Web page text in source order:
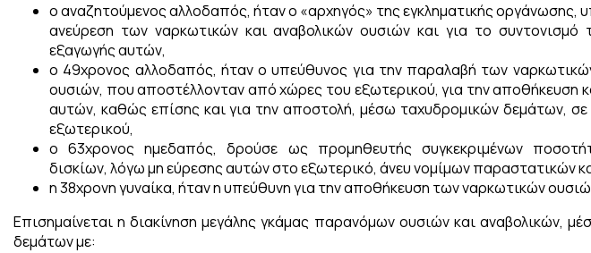
ο αναζητούμενος αλλοδαπός, ήταν ο «αρχηγός» της εγκληματικής οργάνωσης,
ανεύρεση των ναρκωτικών και αναβολικών ουσιών και για το συντονισμό
εξαγωγής αυτών,
ο 49χρονος αλλοδαπός, ήταν ο υπεύθυνος για την παραλαβή των
ουσιών, που αποστέλλονταν από χώρες του εξωτερικού, για την αποθήκευση
αυτών, καθώς επίσης και για την αποστολή, μέσω ταχυδρομικών δεμάτων,
εξωτερικού,
ο 63χρονος ημεδαπός, δρούσε ως προμηθευτής συγκεκριμένων
δισκίων, λόγω μη εύρεσης αυτών στο εξωτερικό, άνευ νομίμων παραστατικών
η 38χρονη γυναίκα, ήταν η υπεύθυνη για την αποθήκευση των ναρκωτικών
Επισημαίνεται η διακίνηση μεγάλης γκάμας παρανόμων ουσιών και αναβολικών,
δεμάτων με: